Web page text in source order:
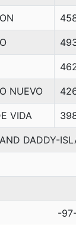
NUEVO
VIDA
DADDY-
-